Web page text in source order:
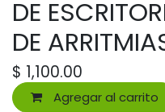
DE
DE
$ 1,100.00
Agregar al carrito